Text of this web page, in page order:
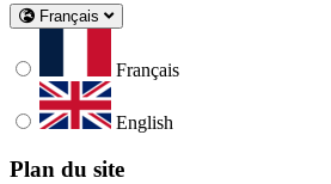
Français
Français
English
Plan du site